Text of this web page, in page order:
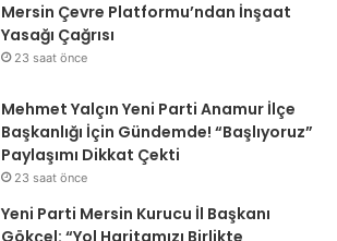
Mersin Çevre Platformu’ndan İnşaat
Yasağı Çağrısı
23 saat önce
Mehmet Yalçın Yeni Parti Anamur İlçe
Başkanlığı İçin Gündemde! “Başlıyoruz”
Paylaşımı Dikkat Çekti
23 saat önce
Yeni Parti Mersin Kurucu İl Başkanı